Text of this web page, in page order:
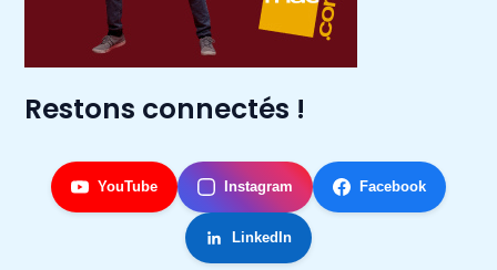
Restons connectés !
YouTube Instagram Facebook
LinkedIn